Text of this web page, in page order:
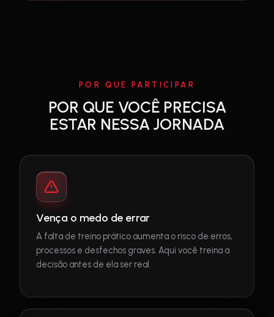
POR QUE PARTICIPAR
POR QUE VOCÊ PRECISA
ESTAR NESSA JORNADA
Vença o medo de errar
A falta de treino prático aumenta o risco de erros,
processos e desfechos graves. Aqui você treina a
decisão antes de ela ser real.